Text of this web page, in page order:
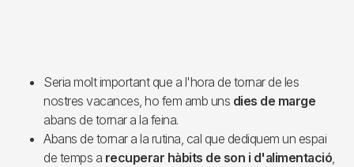
Seria molt important que a l'hora de tornar de les
nostres vacances, ho fem amb uns dies de marge
abans de tornar a la feina.
Abans de tornar a la rutina, cal que dediquem un espai
de temps a recuperar hàbits de son i d'alimentació